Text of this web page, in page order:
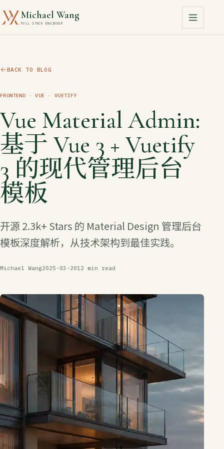
Michael Wang
FULL STACK ENGINEER
BACK TO BLOG
FRONTEND · VUE · VUETIFY
Vue Material Admin:
基于 Vue 3 + Vuetify
3 的现代管理后台
模板
开源 2.3k+ Stars 的 Material Design 管理后台
模板深度解析，从技术架构到最佳实践。
Michael Wang2025-03-2012 min read